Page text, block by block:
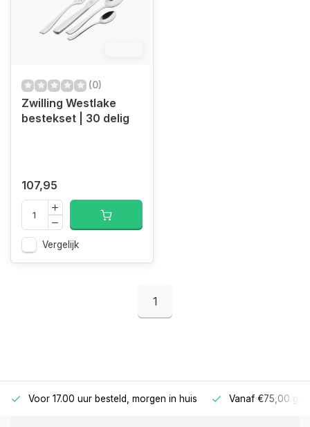
(0)
Zwilling Westlake
bestekset | 30 delig
107,95
Vergelijk
1
Voor 17.00 uur besteld, morgen in huis Vanaf €75,00